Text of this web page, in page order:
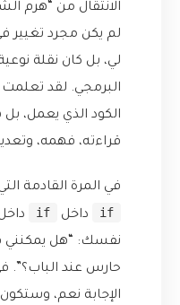
الانتقال من “هرم
لم يكن مجرد تغيير
لي، بل كان نقلة
البرمجي. لقد
الكود الذي يعمل،
قراءته، فهمه،
في المرة القادمة
if
داخل if
نفسك: “هل يمكنني
حارس عند الباب؟”.
الإجابة نعم،